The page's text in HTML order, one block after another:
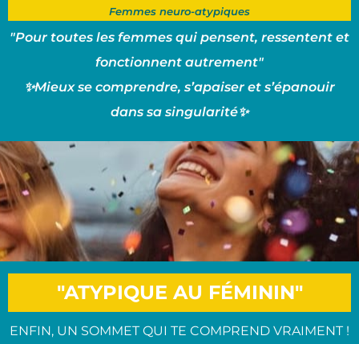
Femmes neuro-atypiques
"Pour toutes les femmes qui pensent, ressentent et
fonctionnent autrement"
✨Mieux se comprendre, s’apaiser et s’épanouir
dans sa singularité✨
"ATYPIQUE AU FÉMININ"
ENFIN, UN SOMMET QUI TE COMPREND VRAIMENT !